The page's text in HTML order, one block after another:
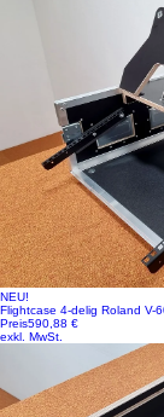
NEU!
Flightcase 4-delig Roland V-
Preis590,88 €
exkl. MwSt.